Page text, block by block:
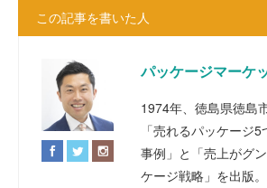
この記事を書いた人
パッケージマーケ
1974年、徳島県徳島
「売れるパッケージ
事例」と「売上がグ
ケージ戦略」を出版